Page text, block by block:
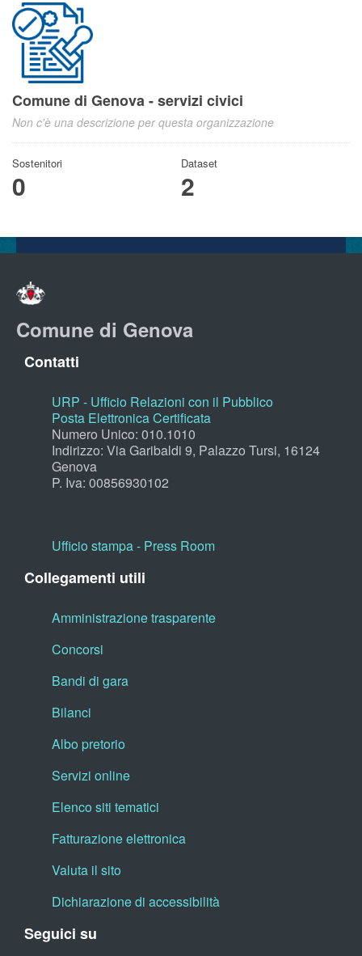
Comune di Genova - servizi civici
Non c'è una descrizione per questa organizzazione
Sostenitori
0
Dataset
2
Comune di Genova
Contatti
URP - Ufficio Relazioni con il Pubblico
Posta Elettronica Certificata
Numero Unico: 010.1010
Indirizzo: Via Garibaldi 9, Palazzo Tursi, 16124
Genova
P. Iva: 00856930102
Ufficio stampa - Press Room
Collegamenti utili
Amministrazione trasparente
Concorsi
Bandi di gara
Bilanci
Albo pretorio
Servizi online
Elenco siti tematici
Fatturazione elettronica
Valuta il sito
Dichiarazione di accessibilità
Seguici su